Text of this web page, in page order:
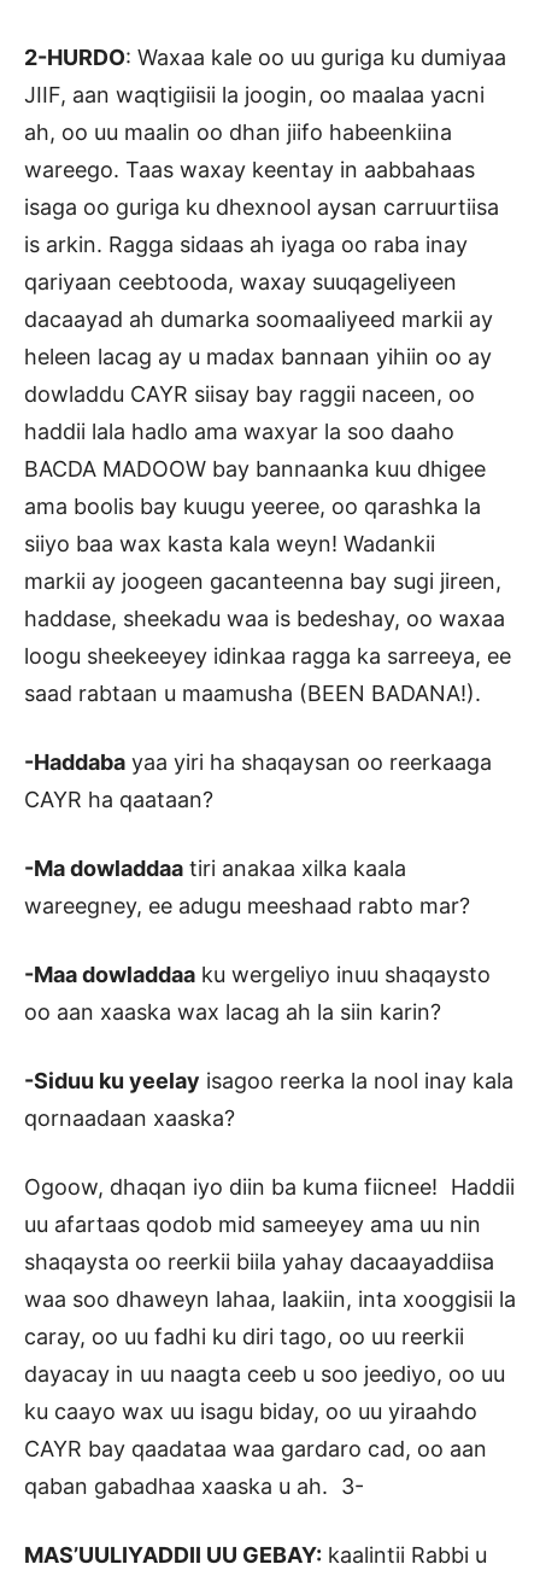
2-HURDO: Waxaa kale oo uu guriga ku dumiyaa
JIIF, aan waqtigiisii la joogin, oo maalaa yacni
ah, oo uu maalin oo dhan jiifo habeenkiina
wareego. Taas waxay keentay in aabbahaas
isaga oo guriga ku dhexnool aysan carruurtiisa
is arkin. Ragga sidaas ah iyaga oo raba inay
qariyaan ceebtooda, waxay suuqageliyeen
dacaayad ah dumarka soomaaliyeed markii ay
heleen lacag ay u madax bannaan yihiin oo ay
dowladdu CAYR siisay bay raggii naceen, oo
haddii lala hadlo ama waxyar la soo daaho
BACDA MADOOW bay bannaanka kuu dhigee
ama boolis bay kuugu yeeree, oo qarashka la
siiyo baa wax kasta kala weyn! Wadankii
markii ay joogeen gacanteenna bay sugi jireen,
haddase, sheekadu waa is bedeshay, oo waxaa
loogu sheekeeyey idinkaa ragga ka sarreeya, ee
saad rabtaan u maamusha (BEEN BADANA!).
-Haddaba yaa yiri ha shaqaysan oo reerkaaga
CAYR ha qaataan?
-Ma dowladdaa tiri anakaa xilka kaala
wareegney, ee adugu meeshaad rabto mar?
-Maa dowladdaa ku wergeliyo inuu shaqaysto
oo aan xaaska wax lacag ah la siin karin?
-Siduu ku yeelay isagoo reerka la nool inay kala
qornaadaan xaaska?
Ogoow, dhaqan iyo diin ba kuma fiicnee! Haddii
uu afartaas qodob mid sameeyey ama uu nin
shaqaysta oo reerkii biila yahay dacaayaddiisa
waa soo dhaweyn lahaa, laakiin, inta xooggisii la
caray, oo uu fadhi ku diri tago, oo uu reerkii
dayacay in uu naagta ceeb u soo jeediyo, oo uu
ku caayo wax uu isagu biday, oo uu yiraahdo
CAYR bay qaadataa waa gardaro cad, oo aan
qaban gabadhaa xaaska u ah. 3-
MAS’UULIYADDII UU GEBAY: kaalintii Rabbi u